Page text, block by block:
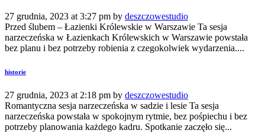
27 grudnia, 2023 at 3:27 pm by deszczowestudio
Przed ślubem – Łazienki Królewskie w Warszawie Ta sesja
narzeczeńska w Łazienkach Królewskich w Warszawie powstała
bez planu i bez potrzeby robienia z czegokolwiek wydarzenia....
historie
27 grudnia, 2023 at 2:18 pm by deszczowestudio
Romantyczna sesja narzeczeńska w sadzie i lesie Ta sesja
narzeczeńska powstała w spokojnym rytmie, bez pośpiechu i bez
potrzeby planowania każdego kadru. Spotkanie zaczęło się...